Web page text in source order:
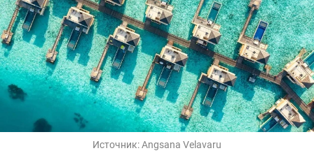
Источник:Angsana Velavaru